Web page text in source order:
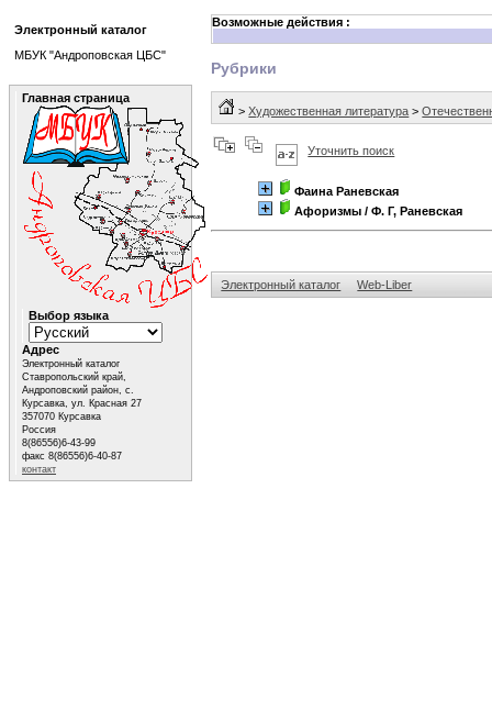
Возможные действия :
Рубрики
>Художественная литература >
Уточнить поиск
Фаина Раневская
Афоризмы / Ф. Г, Раневская
Электронный каталог Web-Liber
Электронный каталог
МБУК "Андроповская ЦБС"
Главная страница
Выбор языка
Адрес
Электронный каталог
Ставропольский край,
Андроповский район, с.
Курсавка, ул. Красная 27
357070 Курсавка
Россия
8(86556)6-43-99
факс 8(86556)6-40-87
контакт